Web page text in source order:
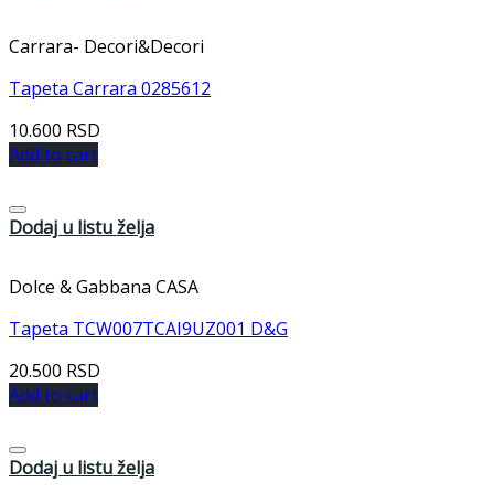
Carrara- Decori&Decori
Tapeta Carrara 0285612
10.600 RSD
Add to cart
Dodaj u listu želja
Dolce & Gabbana CASA
Tapeta TCW007TCAI9UZ001 D&G
20.500 RSD
Add to cart
Dodaj u listu želja